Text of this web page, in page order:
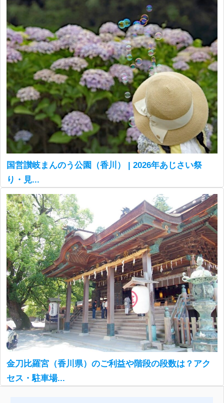
国営讃岐まんのう公園（香川） | 2026年あじさい祭
り・見...
金刀比羅宮（香川県）のご利益や階段の段数は？アク
セス・駐車場...